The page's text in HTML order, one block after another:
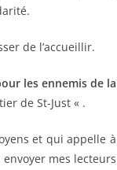
de l’accueillir.
les ennemis de la
de St-Just « .
et qui appelle à
mes lecteurs